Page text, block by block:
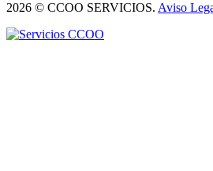
2026 © CCOO SERVICIOS. Aviso